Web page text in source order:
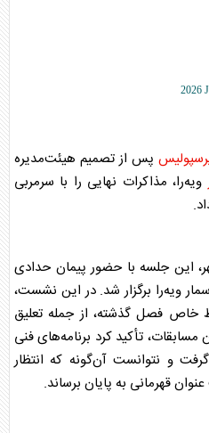
2026
پس از تصمیم هیئت‌مدیره
ویه‌را، مذاکرات نهایی را با سرمربی
این جلسه با حضور پیمان حدادی
ویه‌را برگزار شد. در این نشست،
خاص فصل گذشته، از جمله تعلیق
مسابقات، تأکید کرد برنامه‌های فنی
و نتوانست آن‌گونه که انتظار
قهرمانی به پایان برساند.